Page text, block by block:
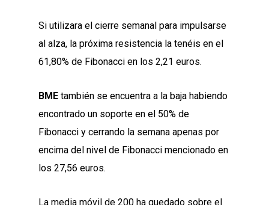
Si utilizara el cierre semanal para impulsarse
al alza, la próxima resistencia la tenéis en el
61,80% de Fibonacci en los 2,21 euros.
BME también se encuentra a la baja habiendo
encontrado un soporte en el 50% de
Fibonacci y cerrando la semana apenas por
encima del nivel de Fibonacci mencionado en
los 27,56 euros.
La media móvil de 200 ha quedado sobre el